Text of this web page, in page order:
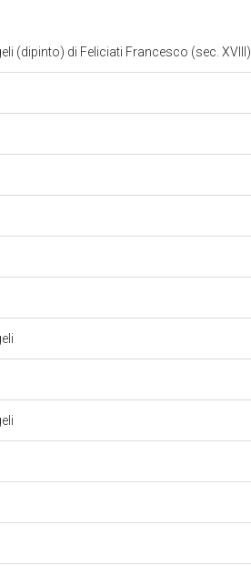
(dipinto) di Feliciati Francesco (sec. XVIII)